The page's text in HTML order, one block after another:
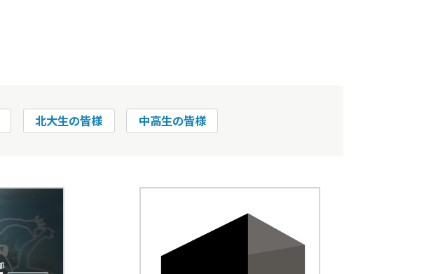
北大生の皆様 中高生の皆様